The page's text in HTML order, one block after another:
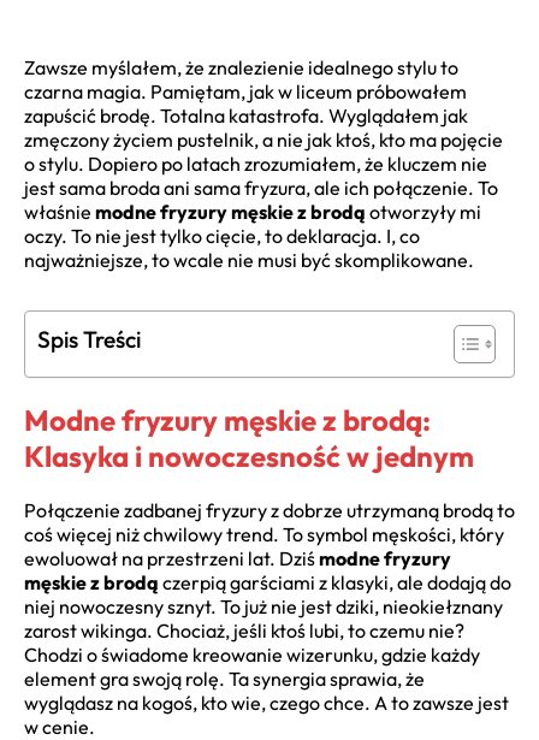
Zawsze myślałem, że znalezienie idealnego stylu to
czarna magia. Pamiętam, jak w liceum próbowałem
zapuścić brodę. Totalna katastrofa. Wyglądałem jak
zmęczony życiem pustelnik, a nie jak ktoś, kto ma pojęcie
o stylu. Dopiero po latach zrozumiałem, że kluczem nie
jest sama broda ani sama fryzura, ale ich połączenie. To
właśnie modne fryzury męskie z brodą otworzyły mi
oczy. To nie jest tylko cięcie, to deklaracja. I, co
najważniejsze, to wcale nie musi być skomplikowane.
Spis Treści
Modne fryzury męskie z brodą:
Klasyka i nowoczesność w jednym
Połączenie zadbanej fryzury z dobrze utrzymaną brodą to
coś więcej niż chwilowy trend. To symbol męskości, który
ewoluował na przestrzeni lat. Dziśmodne fryzury
męskie z brodą czerpią garściami z klasyki, ale dodają do
niej nowoczesny sznyt. To już nie jest dziki, nieokiełznany
zarost wikinga. Chociaż, jeśli ktoś lubi, to czemu nie?
Chodzi o świadome kreowanie wizerunku, gdzie każdy
element gra swoją rolę. Ta synergia sprawia, że
wyglądasz na kogoś, kto wie, czego chce. A to zawsze jest
w cenie.